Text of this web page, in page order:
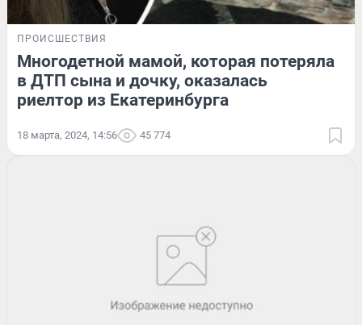
ПРОИСШЕСТВИЯ
Многодетной мамой, которая потеряла
в ДТП сына и дочку, оказалась
риелтор из Екатеринбурга
18 марта, 2024, 14:56 45 774